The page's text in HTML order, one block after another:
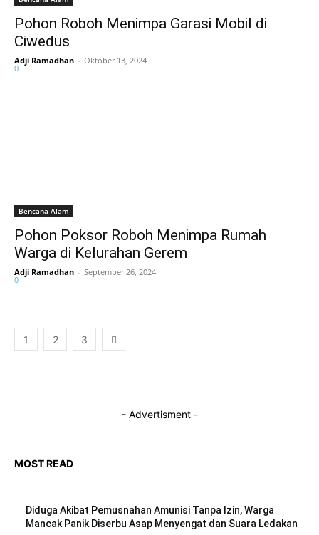
Pohon Roboh Menimpa Garasi Mobil di
Ciwedus
Adji Ramadhan - Oktober 13, 2024
0
Bencana Alam
Pohon Poksor Roboh Menimpa Rumah
Warga di Kelurahan Gerem
Adji Ramadhan - September 26, 2024
0
1 2 3
- Advertisment -
MOST READ
Diduga Akibat Pemusnahan Amunisi Tanpa Izin, Warga
Mancak Panik Diserbu Asap Menyengat dan Suara Ledakan